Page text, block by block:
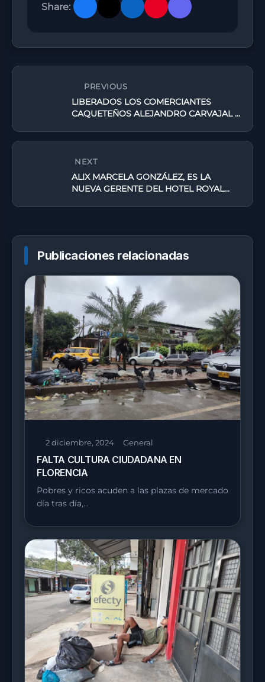
Share:
PREVIOUS
LIBERADOS LOS COMERCIANTES
CAQUETEÑOS ALEJANDRO CARVAJAL Y
NEXT
ALIX MARCELA GONZÁLEZ, ES LA
NUEVA GERENTE DEL HOTEL ROYAL
Publicaciones relacionadas
2 diciembre, 2024 General
FALTA CULTURA CIUDADANA EN
FLORENCIA
Pobres y ricos acuden a las plazas de mercado
día tras día,…